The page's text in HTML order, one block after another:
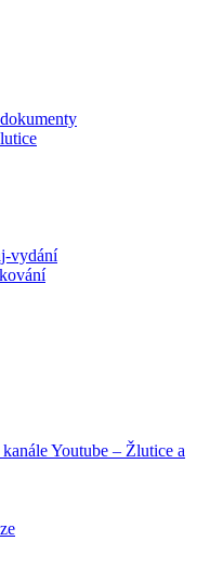
vydání
Youtube – Žlutice a